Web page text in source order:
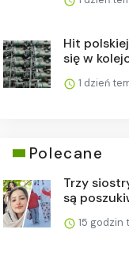
Hit
się w
1 dzień
Polecane
Trzy
są
15 godzin